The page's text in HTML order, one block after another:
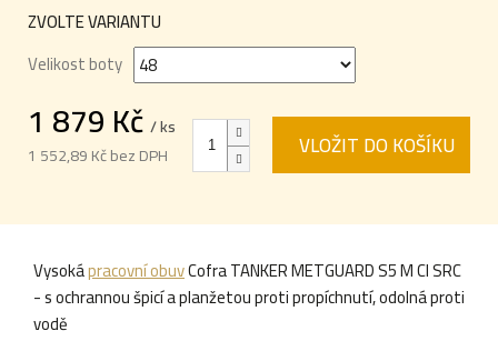
ZVOLTE VARIANTU
Velikost boty
1 879 Kč / ks
1 552,89 Kč bez DPH
VLOŽIT DO KOŠÍKU
Vysokápracovní obuvCofra TANKER METGUARD S5 M CI SRC
- s ochrannou špicí a planžetou proti propíchnutí, odolná proti
vodě